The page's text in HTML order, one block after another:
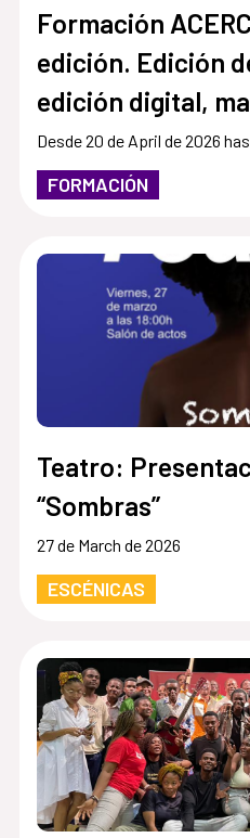
Formación
edición. Edición
edición digital,
mercado editorial
Desde 20 de April de 2026
FORMACIÓN
Teatro:
“Sombras”
27 de March de 2026
ESCÉNICAS